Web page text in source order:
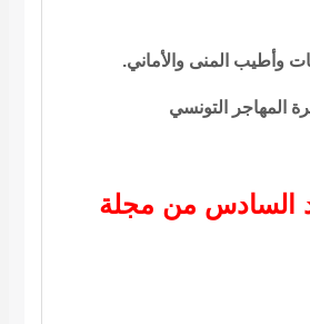
وأطيب المنى والأماني.
المهاجر التونسي
السادس من مجلة